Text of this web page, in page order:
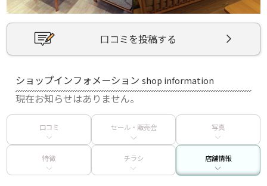
口コミを投稿する
ショップインフォメーションshop information
現在お知らせはありません。
口コミ セール・販売会 写真
特徴 チラシ 店舗情報